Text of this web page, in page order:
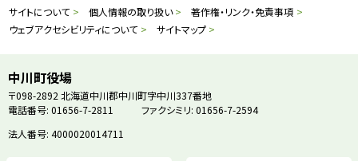
文
る
メ
ニ
サ
ト
情
サイトについて 個人情報の取り扱い
著作権・リンク・免責事項
ウェブアクセシビリティについて
サイトマップ
中川町役場
〒098-2892 北海道中川郡中川町字中川337番地
電話番号: 01656-7-2811
ファクシミリ: 01656-7-2594
法人番号: 4000020014711